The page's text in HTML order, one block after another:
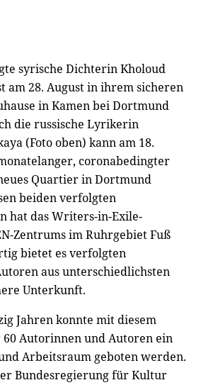
syrische Dichterin Kholoud
am 28. August in ihrem sicheren
in Kamen bei Dortmund
die russische Lyrikerin
(Foto oben) kann am 18.
coronabedingter
Quartier in Dortmund
beiden verfolgten
hat das Writers-in-Exile-
Zentrums im Ruhrgebiet Fuß
bietet es verfolgten
aus unterschiedlichsten
Unterkunft.
Jahren konnte mit diesem
Autorinnen und Autoren ein
Arbeitsraum geboten werden.
Bundesregierung für Kultur